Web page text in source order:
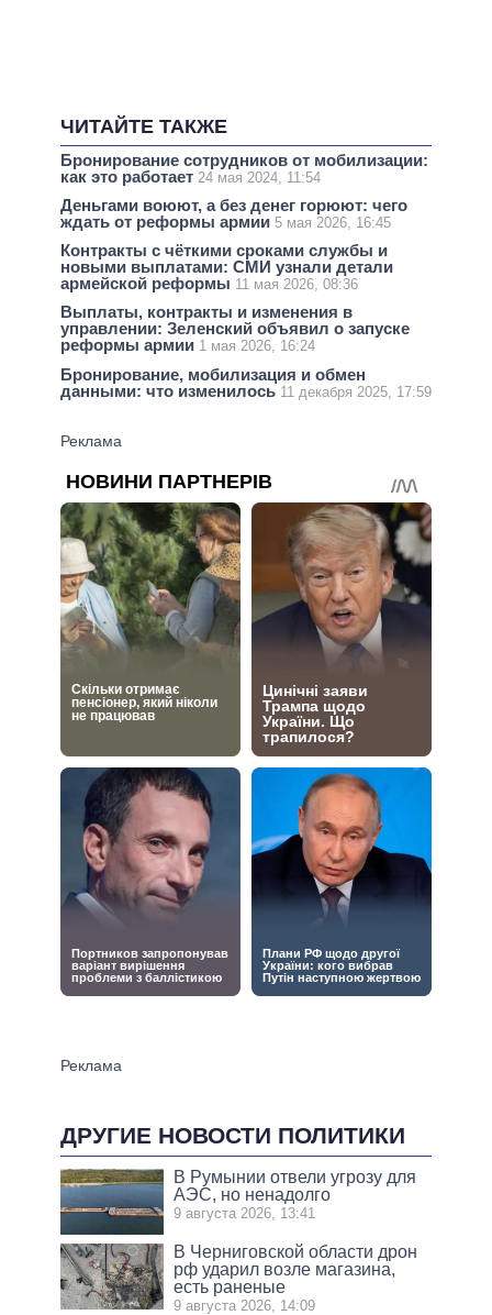
ЧИТАЙТЕ ТАКЖЕ
Бронирование сотрудников от мобилизации:
как это работает 24 мая 2024, 11:54
Деньгами воюют, а без денег горюют: чего
ждать от реформы армии 5 мая 2026, 16:45
Контракты с чёткими сроками службы и
новыми выплатами: СМИ узнали детали
армейской реформы 11 мая 2026, 08:36
Выплаты, контракты и изменения в
управлении: Зеленский объявил о запуске
реформы армии 1 мая 2026, 16:24
Бронирование, мобилизация и обмен
данными: что изменилось 11 декабря 2025, 17:59
ДРУГИЕ НОВОСТИ ПОЛИТИКИ
В Румынии отвели угрозу для
АЭС, но ненадолго
9 августа 2026, 13:41
В Черниговской области дрон
рф ударил возле магазина,
есть раненые
9 августа 2026, 14:09